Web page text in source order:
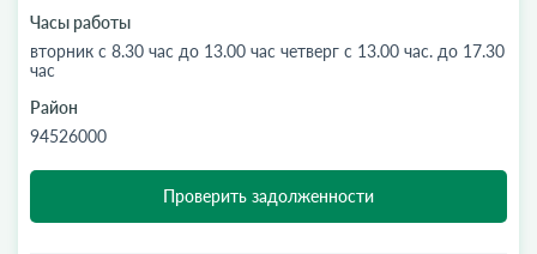
Часы работы
вторник с 8.30 час до 13.00 час четверг с 13.00 час. до 17.30
час
Район
94526000
Проверить задолженности